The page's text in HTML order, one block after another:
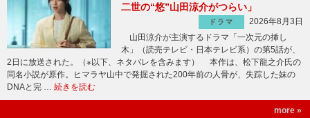
二世の“悠”山田涼介がつらい」
ドラマ
2026年8月3日
山田涼介が主演するドラマ「一次元の挿し
木」（読売テレビ・日本テレビ系）の第5話が、
2日に放送された。（※以下、ネタバレを含みます） 本作は、松下龍之介氏の
同名小説が原作。ヒマラヤ山中で発掘された200年前の人骨が、失踪した妹の
DNAと完 … 続きを読む
more »